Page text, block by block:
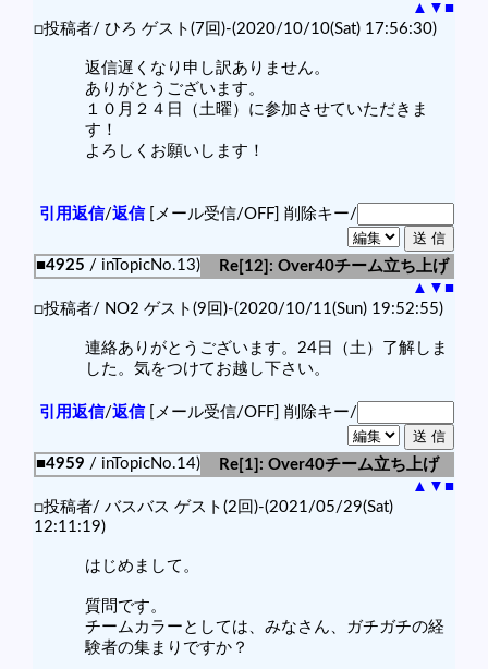
▲ ▼ ■
□投稿者/ ひろ ゲスト(7回)-(2020/10/10(Sat) 17:56:30)
返信遅くなり申し訳ありません。
ありがとうございます。
１０月２４日（土曜）に参加させていただきま
す！
よろしくお願いします！
引用返信/返信[メール受信/OFF] 削除キー/
■4925 / inTopicNo.13)
Re[12]: Over40チーム立ち上げ
▲ ▼ ■
□投稿者/ NO2 ゲスト(9回)-(2020/10/11(Sun) 19:52:55)
連絡ありがとうございます。24日（土）了解しま
した。気をつけてお越し下さい。
引用返信/返信[メール受信/OFF] 削除キー/
■4959 / inTopicNo.14)
Re[1]: Over40チーム立ち上げ
▲ ▼ ■
□投稿者/ バスバス ゲスト(2回)-(2021/05/29(Sat)
12:11:19)
はじめまして。
質問です。
チームカラーとしては、みなさん、ガチガチの経
験者の集まりですか？